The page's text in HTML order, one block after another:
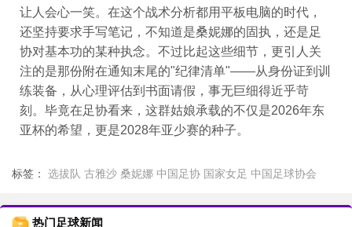
让人会心一笑。在这个战术分析都用平板电脑的时代，
还坚持要求手写笔记，不知道是桑妮娜的固执，还是足
协对基本功的某种执念。不过比起这些细节，更引人关
注的是那份附在通知末尾的"纪律清单"——从身份证到训
练装备，从心理评估到书面请假，事无巨细得近乎苛
刻。毕竟在足协看来，这群姑娘承载的不仅是2026年东
亚杯的希望，更是2028年亚少赛的种子。
标签： 选拔队 古雅沙 桑妮娜 中国足协 国家女足 中国足球协会
热门足球新闻